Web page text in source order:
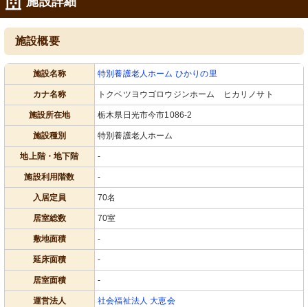
施設概要
施設名称 特別養護老人ホーム ひかりの里
カナ名称 トクベツヨウゴロウジンホーム ヒカリノサト
施設所在地 栃木県日光市今市1086-2
施設種別 特別養護老人ホーム
地上階・地下階 -
施設利用階数 -
入居定員 70名
居室総数 70室
敷地面積 -
延床面積 -
居室面積 -
運営法人 社会福祉法人 大恵会